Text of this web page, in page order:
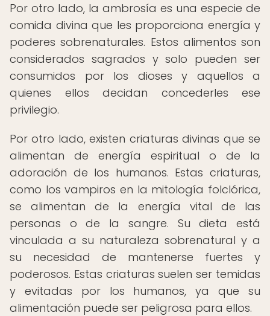
Por otro lado, la ambrosía es una especie de
comida divina que les proporciona energía y
poderes sobrenaturales. Estos alimentos son
considerados sagrados y solo pueden ser
consumidos por los dioses y aquellos a
quienes ellos decidan concederles ese
privilegio.
Por otro lado, existen criaturas divinas que se
alimentan de energía espiritual o de la
adoración de los humanos. Estas criaturas,
como los vampiros en la mitología folclórica,
se alimentan de la energía vital de las
personas o de la sangre. Su dieta está
vinculada a su naturaleza sobrenatural y a
su necesidad de mantenerse fuertes y
poderosos. Estas criaturas suelen ser temidas
y evitadas por los humanos, ya que su
alimentación puede ser peligrosa para ellos.